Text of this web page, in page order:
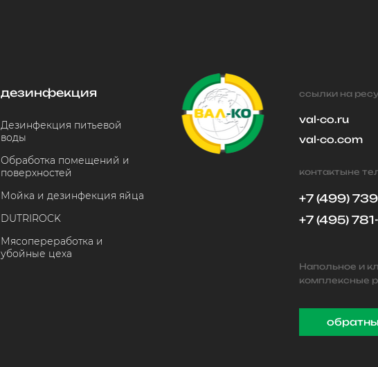
дезинфекция
Дезинфекция питьевой
воды
Обработка помещений и
поверхностей
Мойка и дезинфекция яйца
DUTRIROCK
Мясопереработка и
убойные цеха
ссылки на
val-co.ru
val-co.com
контактыне
+7 (499)
+7 (495)
Напольное и
комплексные